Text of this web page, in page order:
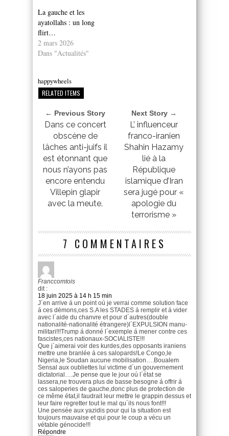
La gauche et les
ayatollahs : un long
flirt…
2 mars 2026
Dans "Actualités"
happywheels
RELATED ITEMS
← Previous Story
Dans ce concert
obscène de
lâches anti-juifs il
est étonnant que
nous n’ayons pas
encore entendu
Villepin glapir
avec la meute.
Next Story →
L’ influenceur
franco-iranien
Shahin Hazamy
lié à la
République
islamique d’Iran
sera jugé pour «
apologie du
terrorisme »
7 COMMENTAIRES
Franccomtois
dit :
18 juin 2025 à 14 h 15 min
J´en arrive á un point oú je verrai comme solution face
á ces démons,ces S.A les STADES á remplir et á vider
avec l´aide du chanvre et pour d´autres(double
nationalité-nationalité étrangere)l´EXPULSION manu-
militari!!!Trump á donné l´exemple á mener contre ces
fascistes,ces nationaux-SOCIALISTE!!!
Que j´aimerai voir des kurdes,des opposants iraniens
mettre une branlée á ces salopards!Le Congo,le
Nigeria,le Soudan aucune mobilisation….Boualem
Sensal aux oubliettes lui victime d´un gouvernement
dictatorial….Je pense que le jour oú l´état se
lassera,ne trouvera plus de basse besogne á offrir á
ces saloperies de gauche,donc plus de protection de
ce même état,il faudrait leur mettre le grappin dessus et
leur faire regretter tout le mal qu´ils nous font!!!
Une pensée aux yazidis pour qui la situation est
toujours mauvaise et qui pour le coup a vécu un
vétable génocide!!!
Répondre